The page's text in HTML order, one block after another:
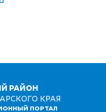
РАЙОН
КРАЯ
ПОРТАЛ